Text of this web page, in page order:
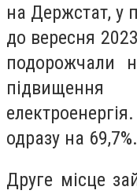
на Держстат, у
до вересня
подорожчали
одразу на 69,7%.
Друге місце